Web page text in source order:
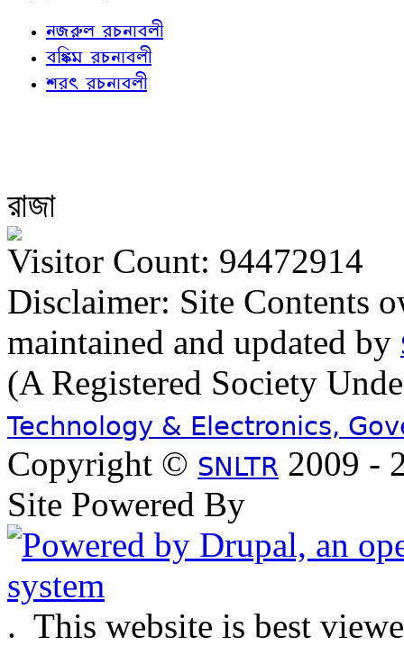
নজরুল রচনাবলী
বঙ্কিম রচনাবলী
শরৎ রচনাবলী
রাজা
Visitor Count: 94472914
Disclaimer: Site Contents
maintained and updated by
(A Registered Society
Technology & Electronics,
Copyright © SNLTR 2009 -
Site Powered By
. This website is best